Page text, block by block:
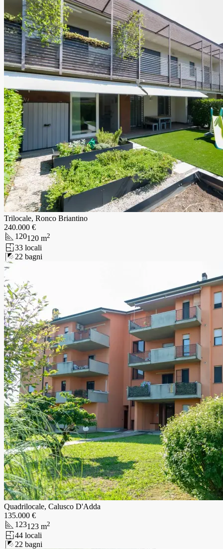
Trilocale, Ronco Briantino
240.000 €
120120 m2
33 locali
22 bagni
Quadrilocale, Calusco D'Adda
135.000 €
123123 m2
44 locali
22 bagni